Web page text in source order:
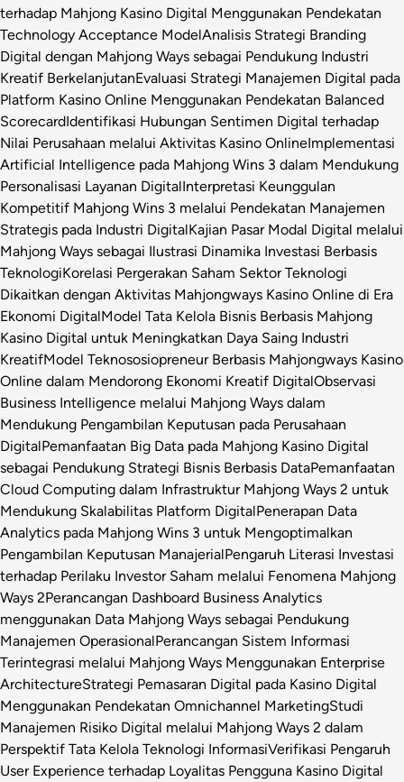
terhadap Mahjong Kasino Digital Menggunakan Pendekatan
Technology Acceptance ModelAnalisis Strategi Branding
Digital dengan Mahjong Ways sebagai Pendukung Industri
Kreatif BerkelanjutanEvaluasi Strategi Manajemen Digital pada
Platform Kasino Online Menggunakan Pendekatan Balanced
ScorecardIdentifikasi Hubungan Sentimen Digital terhadap
Nilai Perusahaan melalui Aktivitas Kasino OnlineImplementasi
Artificial Intelligence pada Mahjong Wins 3 dalam Mendukung
Personalisasi Layanan DigitalInterpretasi Keunggulan
Kompetitif Mahjong Wins 3 melalui Pendekatan Manajemen
Strategis pada Industri DigitalKajian Pasar Modal Digital melalui
Mahjong Ways sebagai Ilustrasi Dinamika Investasi Berbasis
TeknologiKorelasi Pergerakan Saham Sektor Teknologi
Dikaitkan dengan Aktivitas Mahjongways Kasino Online di Era
Ekonomi DigitalModel Tata Kelola Bisnis Berbasis Mahjong
Kasino Digital untuk Meningkatkan Daya Saing Industri
KreatifModel Teknososiopreneur Berbasis Mahjongways Kasino
Online dalam Mendorong Ekonomi Kreatif DigitalObservasi
Business Intelligence melalui Mahjong Ways dalam
Mendukung Pengambilan Keputusan pada Perusahaan
DigitalPemanfaatan Big Data pada Mahjong Kasino Digital
sebagai Pendukung Strategi Bisnis Berbasis DataPemanfaatan
Cloud Computing dalam Infrastruktur Mahjong Ways 2 untuk
Mendukung Skalabilitas Platform DigitalPenerapan Data
Analytics pada Mahjong Wins 3 untuk Mengoptimalkan
Pengambilan Keputusan ManajerialPengaruh Literasi Investasi
terhadap Perilaku Investor Saham melalui Fenomena Mahjong
Ways 2Perancangan Dashboard Business Analytics
menggunakan Data Mahjong Ways sebagai Pendukung
Manajemen OperasionalPerancangan Sistem Informasi
Terintegrasi melalui Mahjong Ways Menggunakan Enterprise
ArchitectureStrategi Pemasaran Digital pada Kasino Digital
Menggunakan Pendekatan Omnichannel MarketingStudi
Manajemen Risiko Digital melalui Mahjong Ways 2 dalam
Perspektif Tata Kelola Teknologi InformasiVerifikasi Pengaruh
User Experience terhadap Loyalitas Pengguna Kasino Digital